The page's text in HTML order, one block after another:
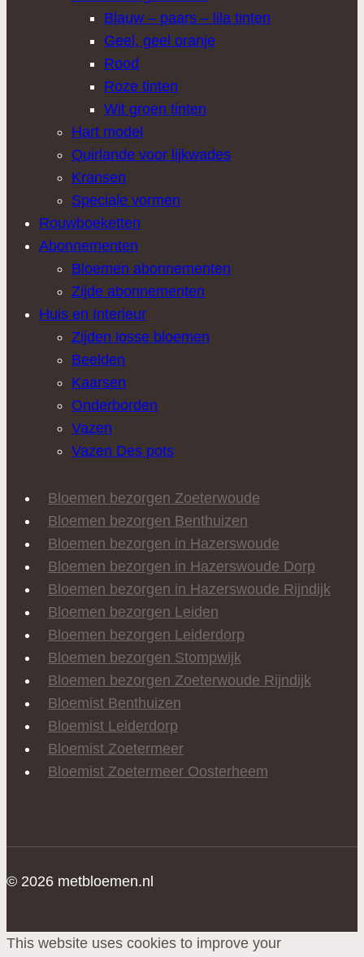
Blauw – paars – lila tinten
Geel, geel oranje
Rood
Roze tinten
Wit groen tinten
Hart model
Quirlande voor lijkwades
Kransen
Speciale vormen
Rouwboeketten
Abonnementen
Bloemen abonnementen
Zijde abonnementen
Huis en Interieur
Zijden losse bloemen
Beelden
Kaarsen
Onderborden
Vazen
Vazen Des pots
Bloemen bezorgen Zoeterwoude
Bloemen bezorgen Benthuizen
Bloemen bezorgen in Hazerswoude
Bloemen bezorgen in Hazerswoude Dorp
Bloemen bezorgen in Hazerswoude Rijndijk
Bloemen bezorgen Leiden
Bloemen bezorgen Leiderdorp
Bloemen bezorgen Stompwijk
Bloemen bezorgen Zoeterwoude Rijndijk
Bloemist Benthuizen
Bloemist Leiderdorp
Bloemist Zoetermeer
Bloemist Zoetermeer Oosterheem
© 2026 metbloemen.nl
This website uses cookies to improve your